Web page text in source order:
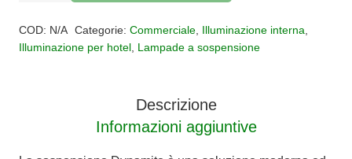
DYNAMITE
COD: N/A Categorie: Commerciale, Illuminazione interna
Illuminazione per hotel Lampade a sospensione
Descrizione
Informazioni aggiuntive